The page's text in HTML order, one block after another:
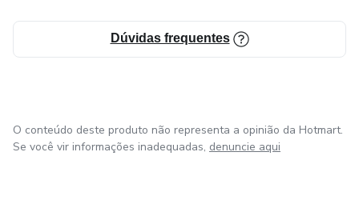
Dúvidas frequentes
O conteúdo deste produto não representa a opinião da Hotmart.
Se você vir informações inadequadas, denuncie aqui